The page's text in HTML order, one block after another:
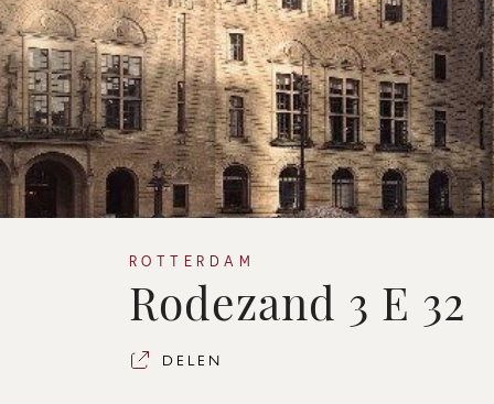
ROTTERDAM
Rodezand 3 E 32
DELEN